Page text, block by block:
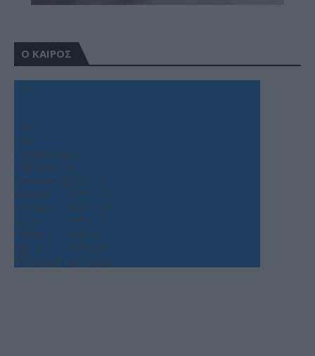
Ο ΚΑΙΡΟΣ
+33
°
C
+34°
+26°
Θεσσαλονίκη
Σάββατο, 08
Παρασκευή+34°+26°
Κυριακή
+37°+27°
Δευτέρα
+35°+26°
Τρίτη
+36°+25°
Τετάρτη
+36°+25°
Πέμπτη
+37°+25°
Πρόγνωση για 7 μέρες